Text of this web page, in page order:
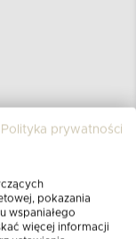
Polityka prywatności
pokazania
wspaniałego
więcej informacji